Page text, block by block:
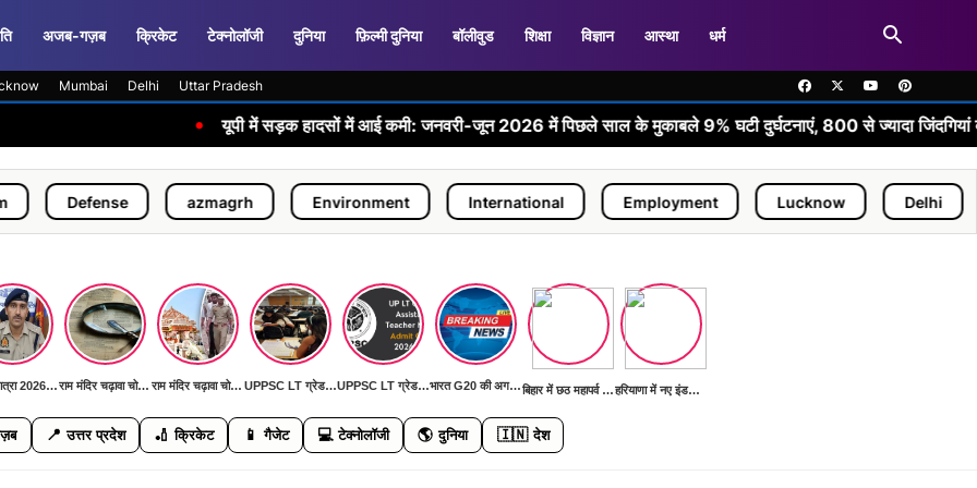
अजब-गज़ब क्रिकेट टेक्नोलॉजी दुनिया फ़िल्मी दुनिया बॉलीवुड शिक्षा विज्ञान आस्था धर्म
Mumbai Delhi Uttar Pradesh
यूपी में सड़क हादसों में आई कमी: जनवरी-जून 2026 में पिछले साल के मुकाबले 9% घटी दुर्घटनाएं, 800 से ज्यादा जिंदगियां बचीं •
azmagrh Environment International Employment Lucknow Delhi Mumbai
कांवड़ यात्रा 2026: पहली बार AI कैमरों और ड्रोन से निगरानी, DGP ने दिया 'जीरो इंसीडेंट, जीरो एक्सीडेंट' का लक्ष्य राम मंदिर चढ़ावा चोरी मामला: SIT जांच में सामने आई बड़ी मनी ट्रेल, जल्द खुलेगा रहस्य से पर्दा राम मंदिर चढ़ावा चोरी मामला: SIT जांच में सामने आई बड़ी मनी ट्रेल, जल्द खुलेगा रहस्य से पर्दा UPPSC LT ग्रेड मुख्य परीक्षा 11 जुलाई को: हिंदी, सामाजिक विज्ञान, फिजिकल साइंस और संगीत विषयों की होगी परीक्षा UPPSC LT ग्रेड मुख्य परीक्षा 11 जुलाई को: हिंदी, सामाजिक विज्ञान, फिजिकल साइंस और संगीत विषयों की होगी परीक्षा भारत G20 की अगली बैठक की तैयारी में बिहार में छठ महापर्व की तैयारियां शुरू हरियाणा में नए इंडस्ट्रियल पार्क का निर्माण
📍 उत्तर प्रदेश 🏏 क्रिकेट 📱 गैजेट 💻 टेक्नोलॉजी 🌎 दुनिया 🇮🇳 देश